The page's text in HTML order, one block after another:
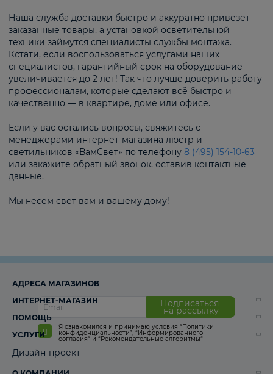
Наша служба доставки быстро и аккуратно привезет
заказанные товары, а установкой осветительной
техники займутся специалисты службы монтажа.
Кстати, если воспользоваться услугами наших
специалистов, гарантийный срок на оборудование
увеличивается до 2 лет! Так что лучше доверить работу
профессионалам, которые сделают всё быстро и
качественно — в квартире, доме или офисе.
Если у вас остались вопросы, свяжитесь с
менеджерами интернет-магазина люстр и
светильников «ВамСвет» по телефону 8 (495) 154-10-63
или закажите обратный звонок, оставив контактные
данные.
Мы несем свет вам и вашему дому!
Подписаться
на рассылку
Я ознакомился и принимаю условия “Политики
конфиденциальности”, “Информированного
согласия“ и “Рекомендательные алгоритмы“
АДРЕСА МАГАЗИНОВ
ИНТЕРНЕТ-МАГАЗИН
ПОМОЩЬ
УСЛУГИ
Дизайн-проект